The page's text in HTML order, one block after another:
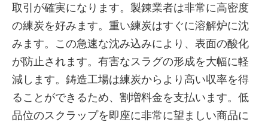
取引が確実になります。製錬業者は非常に高密度
の練炭を好みます。重い練炭はすぐに溶解炉に沈
みます。この急速な沈み込みにより、表面の酸化
が防止されます。有害なスラグの形成を大幅に軽
減します。鋳造工場は練炭からより高い収率を得
ることができるため、割増料金を支払います。低
品位のスクラップを即座に非常に望ましい商品に